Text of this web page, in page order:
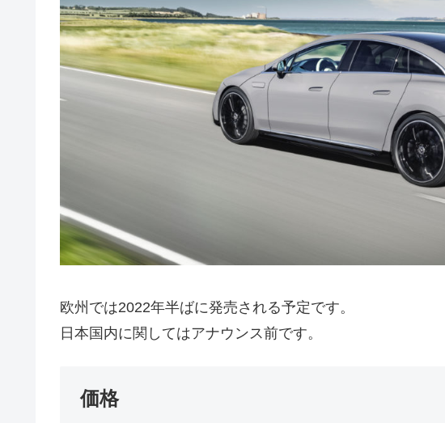
欧州では2022年半ばに発売される予定です。
日本国内に関してはアナウンス前です。
価格